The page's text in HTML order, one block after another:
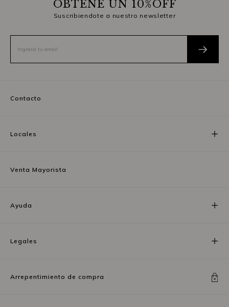
OBTENÉ UN 10%OFF
Suscribiendote a nuestro newsletter
Contacto
Locales
Venta Mayorista
Ayuda
Legales
Arrepentimiento de compra